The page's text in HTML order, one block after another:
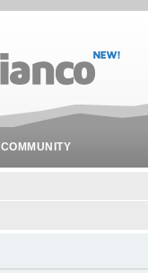
COMMUNITY